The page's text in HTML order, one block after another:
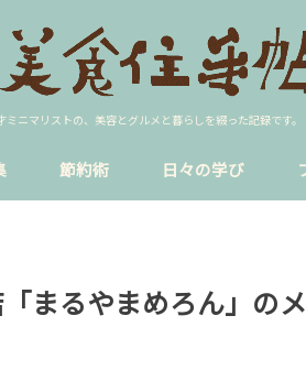
ミニマリストの、美容とグルメと暮らしを綴った記録です。
節約術 日々の学び
まるやまめろん」の